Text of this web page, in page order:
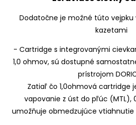
Dodatočne je možné túto
kazetami
- Cartridge s integrovanými
1,0 ohmov, sú dostupné
prístrojom
Zatiaľ čo 1,0ohmová cartridge
vapovanie z úst do pľúc (MTL),
umožňuje obmedzujúce